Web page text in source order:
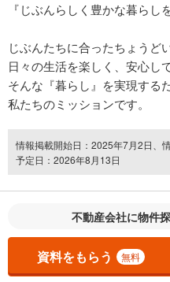
『じぶんらしく豊かな暮らしを
じぶんたちに合ったちょうど
日々の生活を楽しく、安心し
そんな『暮らし』を実現する
私たちのミッションです。
情報掲載開始日：2025年7月2日、
予定日：2026年8月13日
不動産会社に物件
資料をもらう 無料